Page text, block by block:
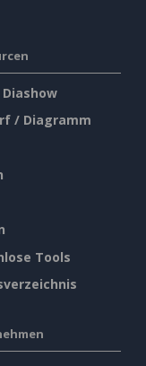
/ Diagramm
Tools